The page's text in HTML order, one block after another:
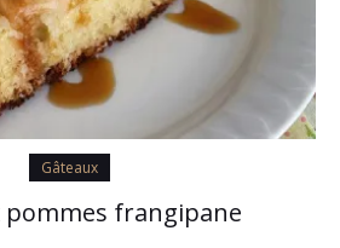
Gâteaux
pommes frangipane